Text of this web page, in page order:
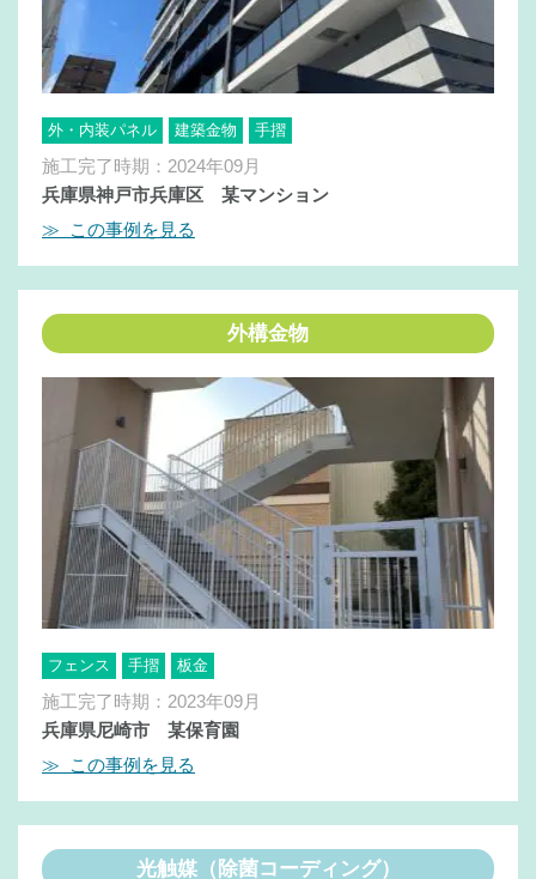
外・内装パネル 建築金物 手摺
施工完了時期：2024年09月
兵庫県神戸市兵庫区 某マンション
≫ この事例を見る
外構金物
フェンス 手摺 板金
施工完了時期：2023年09月
兵庫県尼崎市 某保育園
≫ この事例を見る
光触媒（除菌コーディング）